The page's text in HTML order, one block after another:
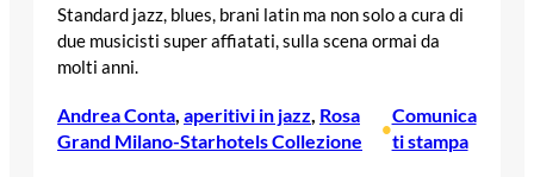
Standard jazz, blues, brani latin ma non solo a cura di
due musicisti super affiatati, sulla scena ormai da
molti anni.
Andrea Conta, aperitivi in jazz, Rosa
Grand Milano-Starhotels Collezione
•
Comunica
ti stampa